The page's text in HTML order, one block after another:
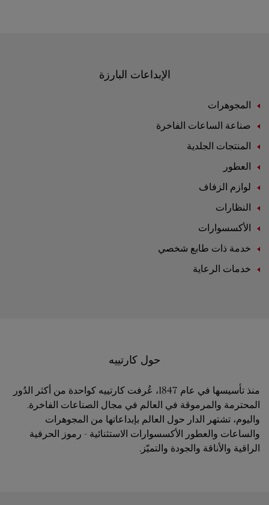
الإبداعات البارزة
المجوهرات
صناعة الساعات الفاخرة
المنتجات الجلدية
العطور
لوازم الزفاف
النظارات
الأكسسوارات
خدمة ذات طابع شخصي
خدمات الرعاية
حول كارتييه
منذ تأسيسها في عام 1847، عُرفت كارتييه كواحدة من أكثر الدُور
المحترمة والمرموقة في العالم في مجال الصناعات الفاخرة.
واليوم، تشتهر الدار حول العالم بإبداعاتها من المجوهرات
والساعات والعطور الأكسسوارات الاستثنائية - رموز الحرفية
الراقية والأناقة والجودة والتميّز.